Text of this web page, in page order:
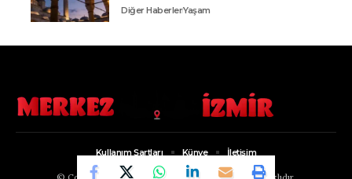
Diğer HaberlerYaşam
Kullanım Şartları Künye İletişim